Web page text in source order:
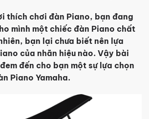
thích chơi đàn Piano, bạn đang
mình một chiếc đàn Piano chất
bạn lại chưa biết nên lựa
của nhãn hiệu nào. Vậy bài
đến cho bạn một sự lựa chọn
Piano Yamaha.